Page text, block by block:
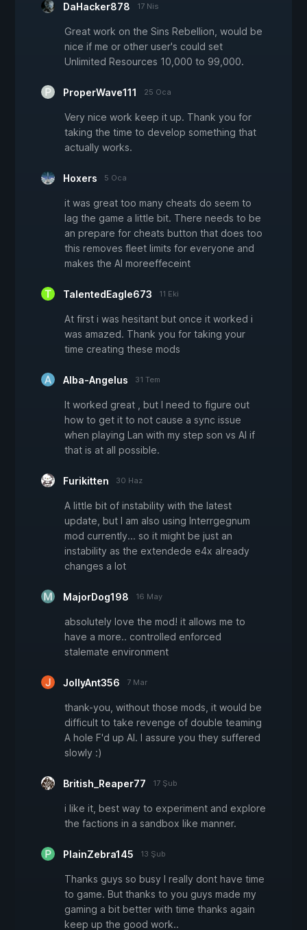
DaHacker878 17 Nis
Great work on the Sins Rebellion, would be
nice if me or other user's could set
Unlimited Resources 10,000 to 99,000.
ProperWave111 25 Oca
Very nice work keep it up. Thank you for
taking the time to develop something that
actually works.
Hoxers 5 Oca
it was great too many cheats do seem to
lag the game a little bit. There needs to be
an prepare for cheats button that does too
this removes fleet limits for everyone and
makes the AI moreeffeceint
TalentedEagle673 11 Eki
At first i was hesitant but once it worked i
was amazed. Thank you for taking your
time creating these mods
Alba-Angelus 31 Tem
It worked great , but I need to figure out
how to get it to not cause a sync issue
when playing Lan with my step son vs AI if
that is at all possible.
Furikitten 30 Haz
A little bit of instability with the latest
update, but I am also using Interrgegnum
mod currently... so it might be just an
instability as the extendede e4x already
changes a lot
MajorDog198 16 May
absolutely love the mod! it allows me to
have a more.. controlled enforced
stalemate environment
JollyAnt356 7 Mar
thank-you, without those mods, it would be
difficult to take revenge of double teaming
A hole F'd up AI. I assure you they suffered
slowly :)
British_Reaper77 17 Şub
i like it, best way to experiment and explore
the factions in a sandbox like manner.
PlainZebra145 13 Şub
Thanks guys so busy I really dont have time
to game. But thanks to you guys made my
gaming a bit better with time thanks again
keep up the good work..